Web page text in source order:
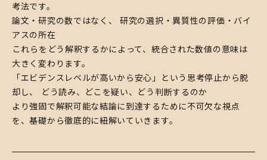
考法です。
論文・研究の数ではなく、 研究の選択・異質性の評価・バイ
アスの所在
――これらをどう解釈するかによって、統合された数値の意味は
大きく変わります。
「エビデンスレベルが高いから安心」という思考停止から脱
却し、 どう読み、どこを疑い、どう判断するのか――
より強固で解釈可能な結論に到達するために不可欠な視点
を、基礎から徹底的に紐解いていきます。